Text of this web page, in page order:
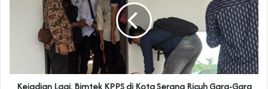
Kejadian Lagi, Bimtek KPPS di Kota Serang Ricuh Gara-Gara